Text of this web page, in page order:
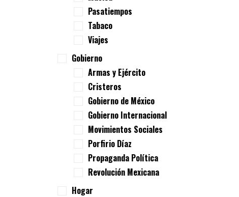
Pasatiempos
Tabaco
Viajes
Gobierno
Armas y Ejército
Cristeros
Gobierno de México
Gobierno Internacional
Movimientos Sociales
Porfirio Díaz
Propaganda Política
Revolución Mexicana
Hogar